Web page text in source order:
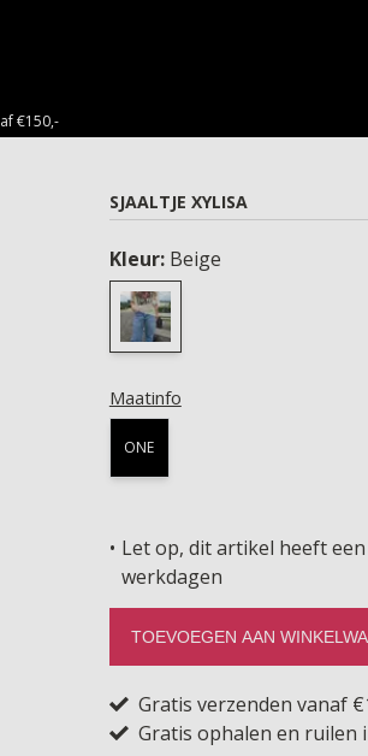
€150,-
SJAALTJE XYLISA
Kleur: Beige
Maatinfo
ONE
Let op, dit artikel heeft
werkdagen
TOEVOEGEN AAN
Gratis verzenden vanaf
Gratis ophalen en ruilen